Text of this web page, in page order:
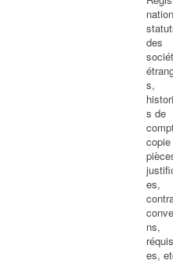
des
s,
s de
copie
es,
ns,
es,